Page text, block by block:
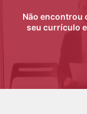
Não encontrou
seu currículo